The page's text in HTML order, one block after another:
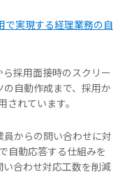
で実現する経理業務の自
採用面接時のスクリー
自動作成まで、採用か
れています。
からの問い合わせに対
自動応答する仕組みを
合わせ対応工数を削減